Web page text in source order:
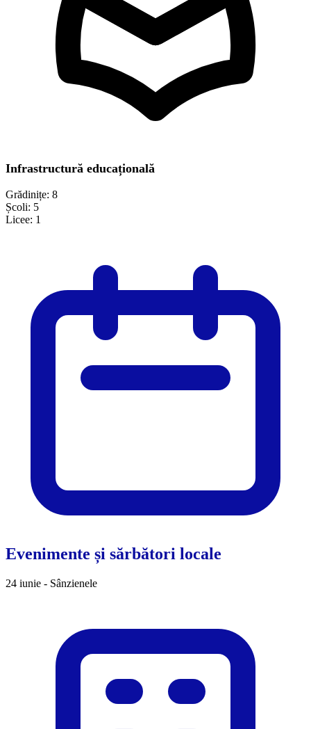
Infrastructură educațională
Grădinițe: 8
Școli: 5
Licee: 1
Evenimente și sărbători locale
24 iunie - Sânzienele